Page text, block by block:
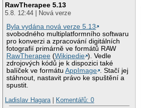
RawTherapee 5.13
5.8. 12:44 | Nová verze
Byla vydána nová verze 5.13
svobodného multiplatformního softwaru
pro konverzi a zpracování digitálních
fotografií primárně ve formátů RAW
RawTherapee (Wikipedie ). Vedle
zdrojových kódů je k dispozici také
balíček ve formátuAppImage . Stačí jej
stáhnout, nastavit právo ke spuštění a
spustit.
Ladislav Hagara| Komentářů: 0